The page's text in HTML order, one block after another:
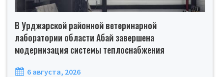
В Урджарской районной ветеринарной
лаборатории области Абай завершена
модернизация системы теплоснабжения
6 августа, 2026